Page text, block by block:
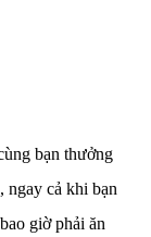
bạn thưởng
ngay cả khi bạn
giờ phải ăn